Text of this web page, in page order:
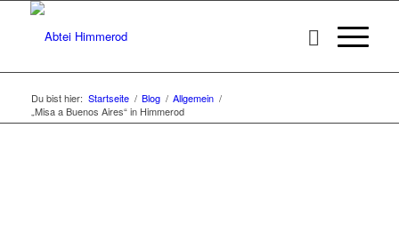
Du bist hier: Startseite / Blog / Allgemein /
„Misa a Buenos Aires“ in Himmerod